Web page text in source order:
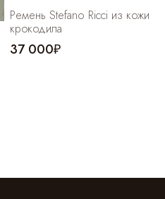
Ремень Stefano Ricci из кожи
крокодила
37 000₽